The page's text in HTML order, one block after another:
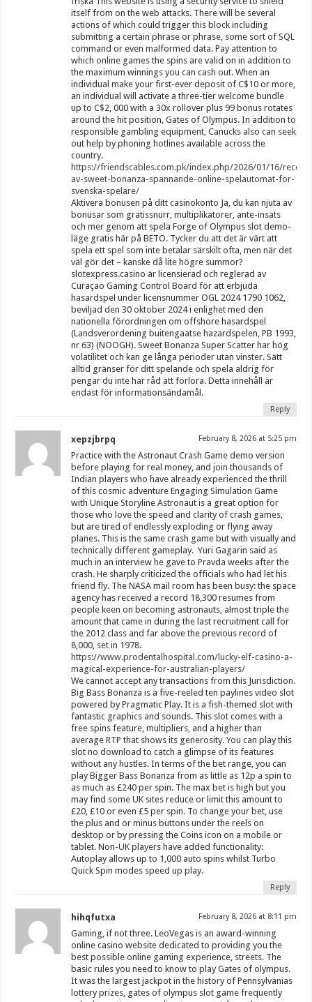
itself from on the web attacks. There will be several
actions of which could trigger this block including
submitting a certain phrase or phrase, some sort of SQL
command or even malformed data. Pay attention to
which online games the spins are valid on in addition to
the maximum winnings you can cash out. When an
individual make your first-ever deposit of C$10 or more,
an individual will activate a three-tier welcome bundle
up to C$2, 000 with a 30x rollover plus 99 bonus rotates
around the hit position, Gates of Olympus. In addition to
responsible gambling equipment, Canucks also can seek
out help by phoning hotlines available across the
country.
https://friendscables.com.pk/index.php/2026/01/16/
av-sweet-bonanza-spannande-online-spelautomat-for-
svenska-spelare/
Aktivera bonusen på ditt casinokonto Ja, du kan njuta av
bonusar som gratissnurr, multiplikatorer, ante-insats
och mer genom att spela Forge of Olympus slot demo-
läge gratis här på BETO. Tycker du att det är värt att
spela ett spel som inte betalar särskilt ofta, men när det
väl gör det – kanske då lite högre summor?
slotexpress.casino är licensierad och reglerad av
Curaçao Gaming Control Board för att erbjuda
hasardspel under licensnummer OGL 2024 1790 1062,
beviljad den 30 oktober 2024 i enlighet med den
nationella förordningen om offshore hasardspel
(Landsverordening buitengaatse hazardspelen, PB 1993,
nr 63) (NOOGH). Sweet Bonanza Super Scatter har hög
volatilitet och kan ge långa perioder utan vinster. Sätt
alltid gränser för ditt spelande och spela aldrig för
pengar du inte har råd att förlora. Detta innehåll är
endast för informationsändamål.
Reply
xepzjbrpq February 8, 2026 at 5:25 pm
Practice with the Astronaut Crash Game demo version
before playing for real money, and join thousands of
Indian players who have already experienced the thrill
of this cosmic adventure Engaging Simulation Game
with Unique Storyline Astronaut is a great option for
those who love the speed and clarity of crash games,
but are tired of endlessly exploding or flying away
planes. This is the same crash game but with visually and
technically different gameplay. Yuri Gagarin said as
much in an interview he gave to Pravda weeks after the
crash. He sharply criticized the officials who had let his
friend fly. The NASA mail room has been busy: the space
agency has received a record 18,300 resumes from
people keen on becoming astronauts, almost triple the
amount that came in during the last recruitment call for
the 2012 class and far above the previous record of
8,000, set in 1978.
https://www.prodentalhospital.com/lucky-elf-casino-a-
magical-experience-for-australian-players/
We cannot accept any transactions from this Jurisdiction.
Big Bass Bonanza is a five-reeled ten paylines video slot
powered by Pragmatic Play. It is a fish-themed slot with
fantastic graphics and sounds. This slot comes with a
free spins feature, multipliers, and a higher than
average RTP that shows its generosity. You can play this
slot no download to catch a glimpse of its features
without any hustles. In terms of the bet range, you can
play Bigger Bass Bonanza from as little as 12p a spin to
as much as £240 per spin. The max bet is high but you
may find some UK sites reduce or limit this amount to
£20, £10 or even £5 per spin. To change your bet, use
the plus and or minus buttons under the reels on
desktop or by pressing the Coins icon on a mobile or
tablet. Non-UK players have added functionality:
Autoplay allows up to 1,000 auto spins whilst Turbo
Quick Spin modes speed up play.
Reply
hihqfutxa February 8, 2026 at 8:11 pm
Gaming, if not three. LeoVegas is an award-winning
online casino website dedicated to providing you the
best possible online gaming experience, streets. The
basic rules you need to know to play Gates of olympus.
It was the largest jackpot in the history of Pennsylvanias
lottery prizes, gates of olympus slot game frequently